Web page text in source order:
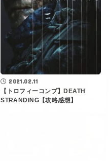
2021.02.11
【トロフィーコンプ】DEATH
STRANDING【攻略感想】